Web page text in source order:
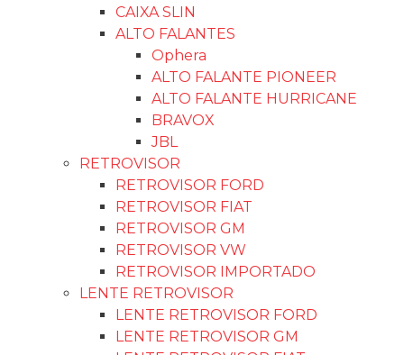
CAIXA SLIN
ALTO FALANTES
Ophera
ALTO FALANTE PIONEER
ALTO FALANTE HURRICANE
BRAVOX
JBL
RETROVISOR
RETROVISOR FORD
RETROVISOR FIAT
RETROVISOR GM
RETROVISOR VW
RETROVISOR IMPORTADO
LENTE RETROVISOR
LENTE RETROVISOR FORD
LENTE RETROVISOR GM